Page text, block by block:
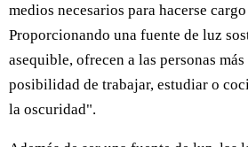
medios necesarios para hacerse
Proporcionando una fuente de luz
asequible, ofrecen a las personas
posibilidad de trabajar, estudiar o
la oscuridad".